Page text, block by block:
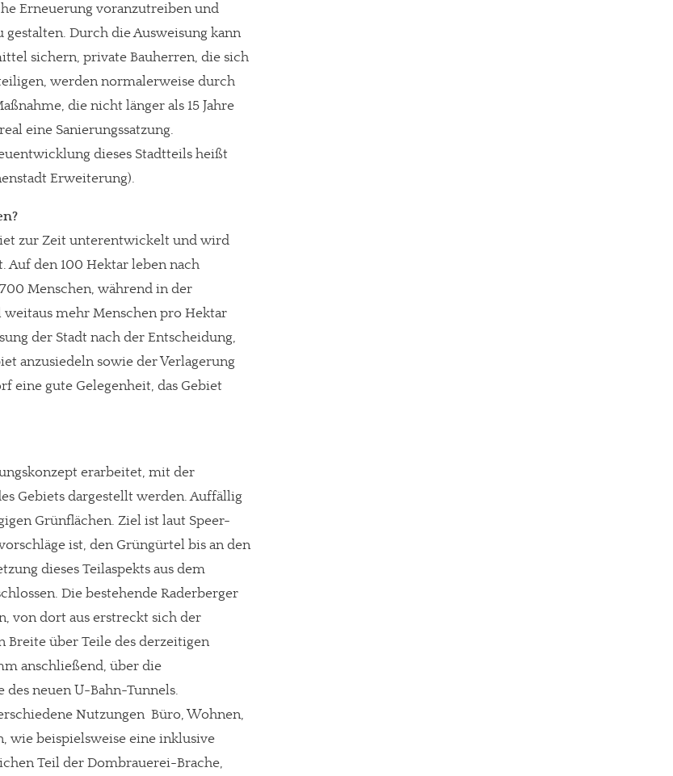
und Werbung. Beide Einnahmequellen sind in den letzten Monaten stark zurückgegangen.
kannst Du uns mit einer kleinen Spende unterstützen.
Erneuerung voranzutreiben und
Durch die Ausweisung kann
sichern, private Bauherren, die sich
werden normalerweise durch
die nicht länger als 15 Jahre
eine Sanierungssatzung.
dieses Stadtteils heißt
Erweiterung).
zur Zeit unterentwickelt und wird
Auf den 100 Hektar leben nach
Menschen, während in der
weitaus mehr Menschen pro Hektar
der Stadt nach der Entscheidung,
anzusiedeln sowie der Verlagerung
eine gute Gelegenheit, das Gebiet
erarbeitet, mit der
Gebiets dargestellt werden. Auffällig
Grünflächen. Ziel ist laut Speer-
ist, den Grüngürtel bis an den
dieses Teilaspekts aus dem
Die bestehende Raderberger
von dort aus erstreckt sich der
Breite über Teile des derzeitigen
anschließend, über die
neuen U-Bahn-Tunnels.
Nutzungen  Büro, Wohnen,
wie beispielsweise eine inklusive
Teil der Dombrauerei-Brache,